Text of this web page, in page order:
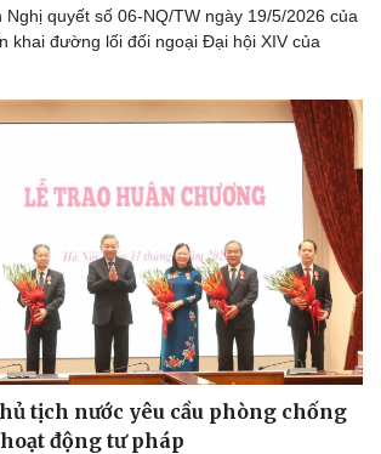
Sành điệu
Chuyển đổi số
quyết số 06-NQ/TW ngày 19/5/2026 của
khai đường lối đối ngoại Đại hội XIV của
tịch nước yêu cầu phòng chống
động tư pháp